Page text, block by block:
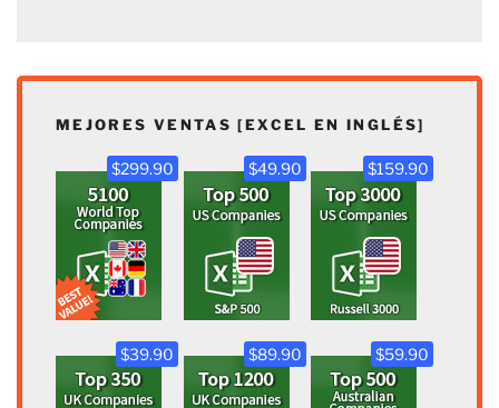
MEJORES VENTAS [EXCEL EN INGLÉS]
$299.90 $49.90 $159.90
$39.90 $89.90 $59.90